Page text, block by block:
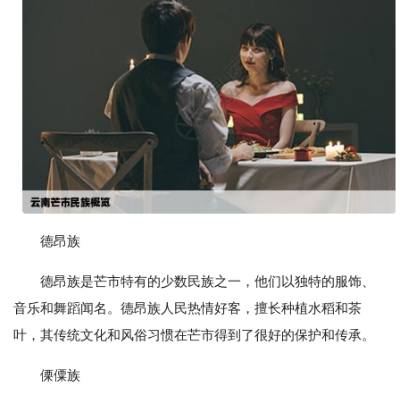
德昂族
德昂族是芒市特有的少数民族之一，他们以独特的服饰、
音乐和舞蹈闻名。德昂族人民热情好客，擅长种植水稻和茶
叶，其传统文化和风俗习惯在芒市得到了很好的保护和传承。
傈僳族